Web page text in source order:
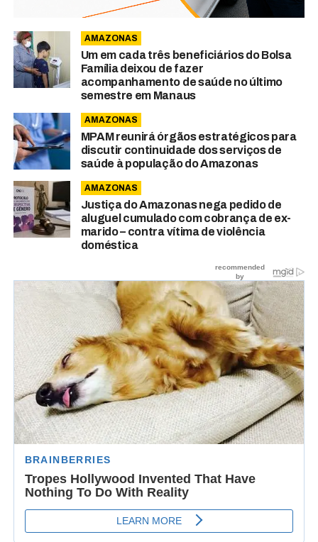
AMAZONAS
Um em cada três beneficiários do Bolsa
Família deixou de fazer
acompanhamento de saúde no último
semestre em Manaus
AMAZONAS
MPAM reunirá órgãos estratégicos para
discutir continuidade dos serviços de
saúde à população do Amazonas
AMAZONAS
Justiça do Amazonas nega pedido de
aluguel cumulado com cobrança de ex-
marido – contra vítima de violência
doméstica